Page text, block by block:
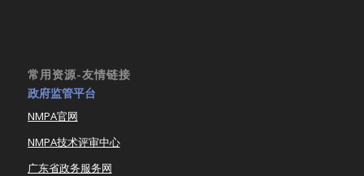
常用资源-友情链接
政府监管平台
NMPA官网
NMPA技术评审中心
广东省政务服务网